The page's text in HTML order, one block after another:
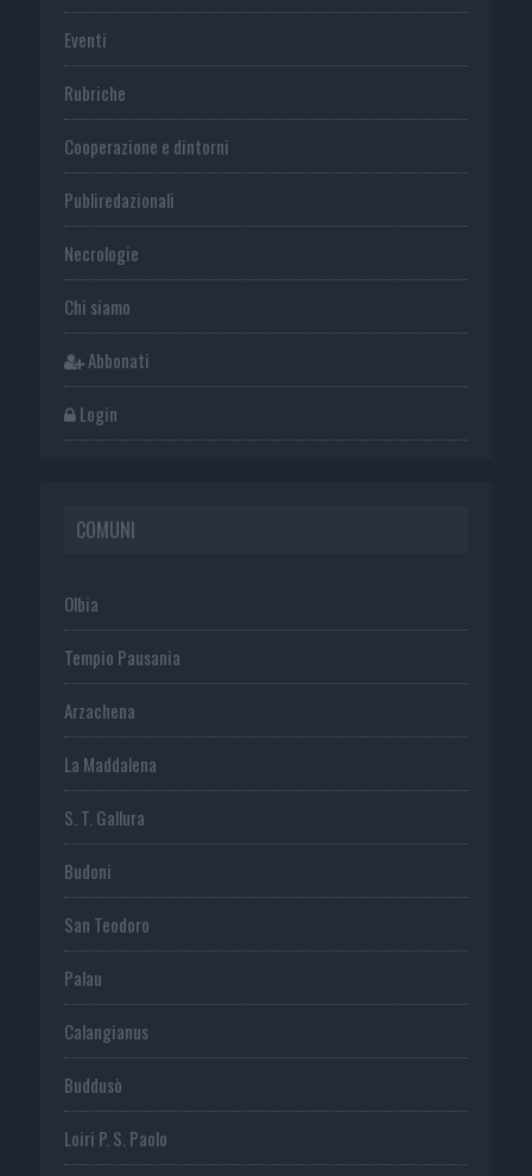
Eventi
Rubriche
Cooperazione e dintorni
Publiredazionali
Necrologie
Chi siamo
Abbonati
Login
COMUNI
Olbia
Tempio Pausania
Arzachena
La Maddalena
S. T. Gallura
Budoni
San Teodoro
Palau
Calangianus
Buddusò
Loiri P. S. Paolo